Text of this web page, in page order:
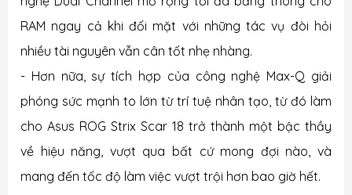
RAM ngay cả khi đối mặt với những tác vụ đòi hỏi
nhiều tài nguyên vẫn cân tốt nhẹ nhàng.
- Hơn nữa, sự tích hợp của công nghệ Max-Q giải
phóng sức mạnh to lớn từ trí tuệ nhân tạo, từ đó làm
cho Asus ROG Strix Scar 18 trở thành một bậc thầy
về hiệu năng, vượt qua bất cứ mong đợi nào, và
mang đến tốc độ làm việc vượt trội hơn bao giờ hết.